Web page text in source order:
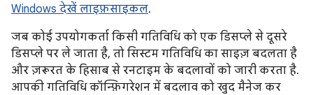
Windows देखें लाइफ़साइकल.
जब कोई उपयोगकर्ता किसी गतिविधि को एक डिसप्ले से दूसरे
डिसप्ले पर ले जाता है, तो सिस्टम गतिविधि का साइज़ बदलता है
और ज़रूरत के हिसाब से रनटाइम के बदलावों को जारी करता है.
आपकी गतिविधि कॉन्फ़िगरेशन में बदलाव को खुद मैनेज कर